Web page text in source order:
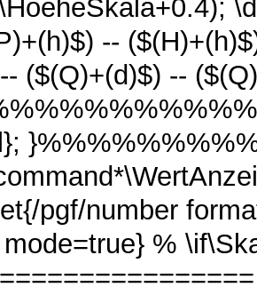
--
($(Q)+(d)$) --
pgf/number
%